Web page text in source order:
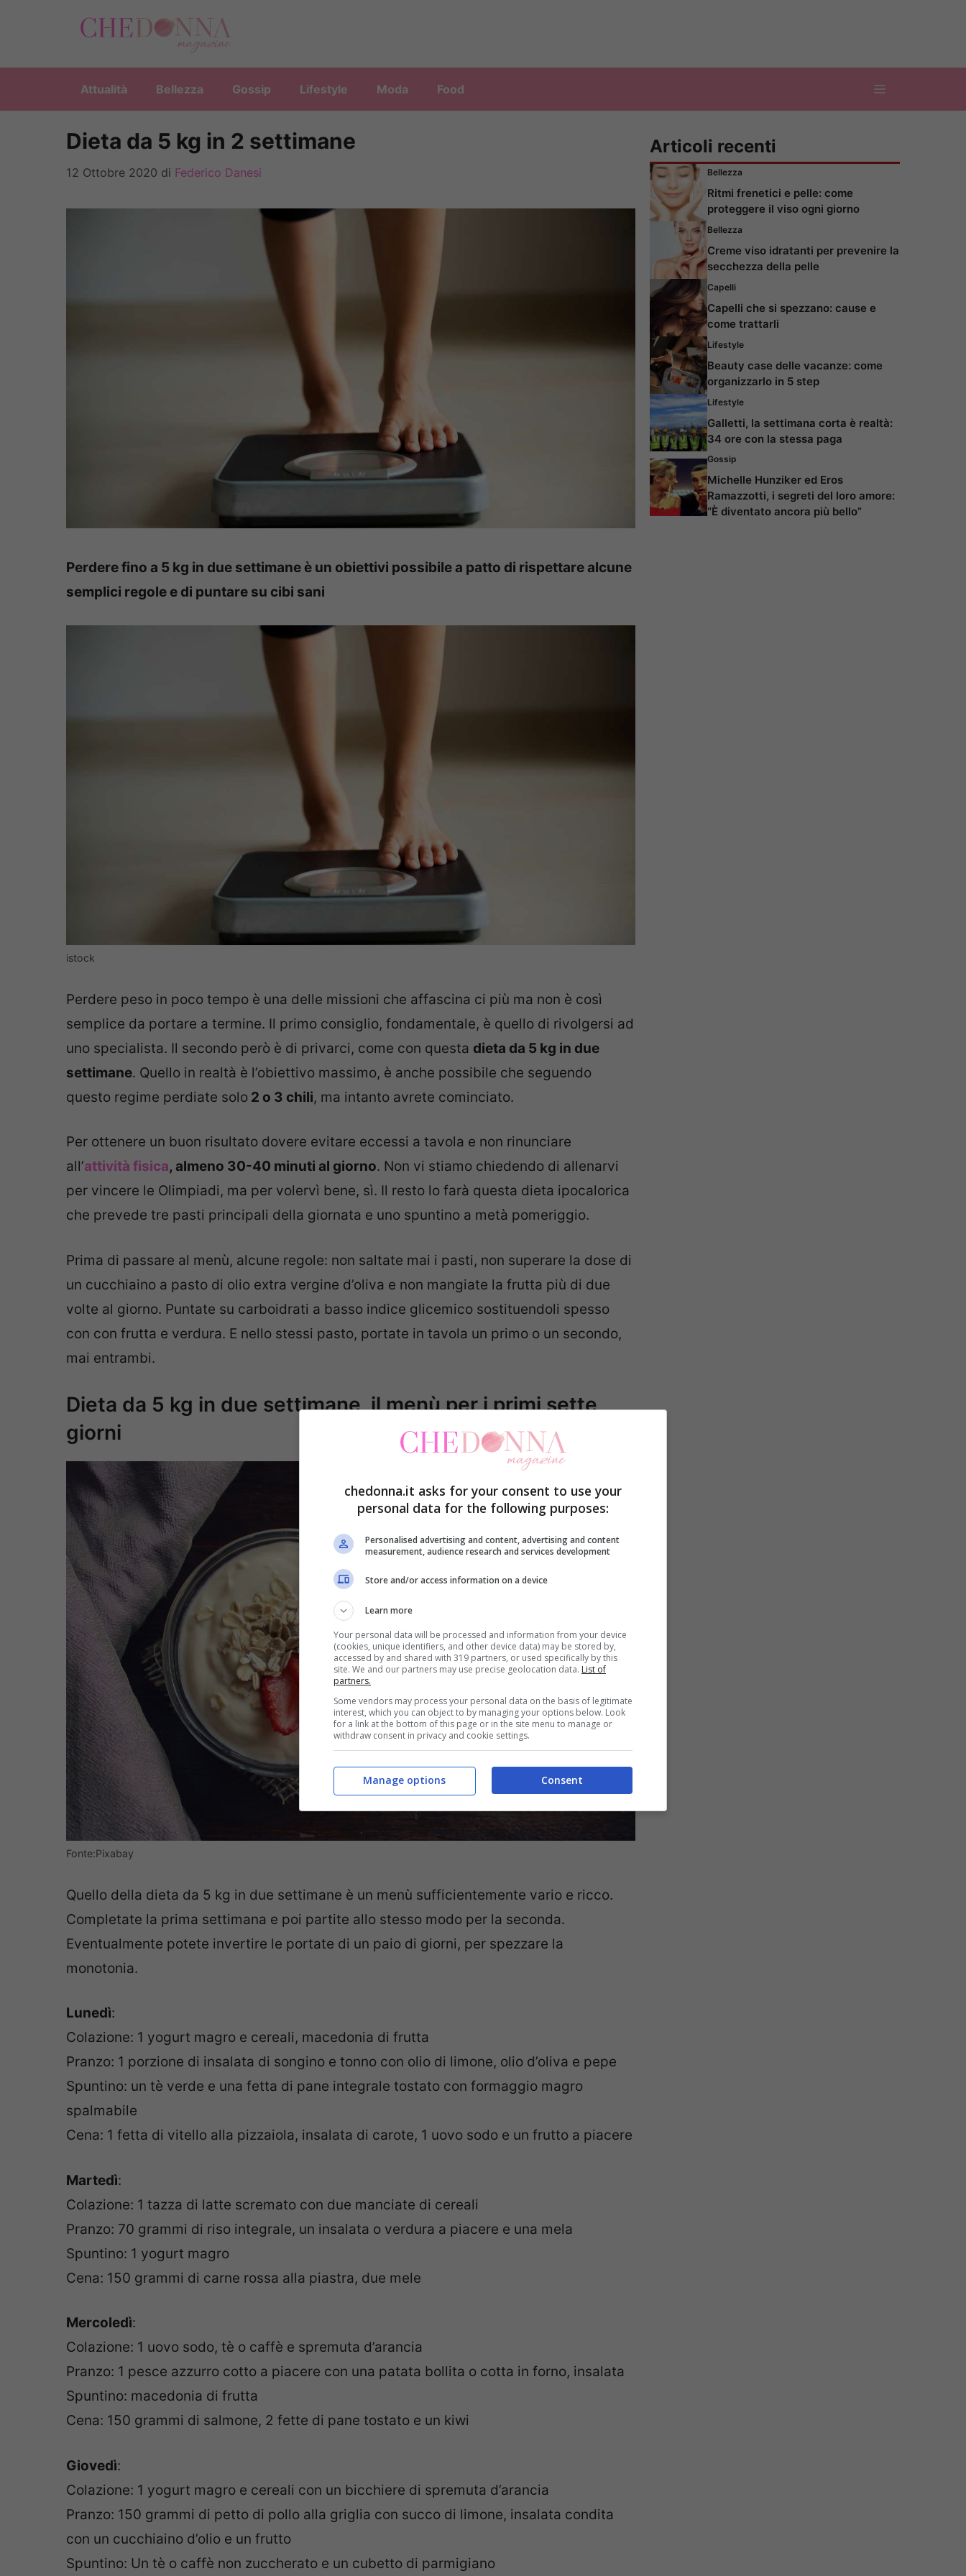
Attualità Bellezza Gossip Lifestyle Moda Food
Dieta da 5 kg in 2 settimane
12 Ottobre 2020 di Federico Danesi
Perdere fino a 5 kg in due settimane è un obiettivi possibile a patto di rispettare alcune
semplici regole e di puntare su cibi sani
istock
Perdere peso in poco tempo è una delle missioni che affascina ci più ma non è così
semplice da portare a termine. Il primo consiglio, fondamentale, è quello di rivolgersi ad
uno specialista. Il secondo però è di privarci, come con questa dieta da 5 kg in due
settimane. Quello in realtà è l’obiettivo massimo, è anche possibile che seguendo
questo regime perdiate solo 2 o 3 chili, ma intanto avrete cominciato.
Per ottenere un buon risultato dovere evitare eccessi a tavola e non rinunciare
all’attività fisica, almeno 30-40 minuti al giorno. Non vi stiamo chiedendo di allenarvi
per vincere le Olimpiadi, ma per volervì bene, sì. Il resto lo farà questa dieta ipocalorica
che prevede tre pasti principali della giornata e uno spuntino a metà pomeriggio.
Prima di passare al menù, alcune regole: non saltate mai i pasti, non superare la dose di
un cucchiaino a pasto di olio extra vergine d’oliva e non mangiate la frutta più di due
volte al giorno. Puntate su carboidrati a basso indice glicemico sostituendoli spesso
con con frutta e verdura. E nello stessi pasto, portate in tavola un primo o un secondo,
mai entrambi.
Dieta da 5 kg in due settimane, il menù per i primi sette
giorni
Fonte:Pixabay
Quello della dieta da 5 kg in due settimane è un menù sufficientemente vario e ricco.
Completate la prima settimana e poi partite allo stesso modo per la seconda.
Eventualmente potete invertire le portate di un paio di giorni, per spezzare la
monotonia.
Lunedì:
Colazione: 1 yogurt magro e cereali, macedonia di frutta
Pranzo: 1 porzione di insalata di songino e tonno con olio di limone, olio d’oliva e pepe
Spuntino: un tè verde e una fetta di pane integrale tostato con formaggio magro
spalmabile
Cena: 1 fetta di vitello alla pizzaiola, insalata di carote, 1 uovo sodo e un frutto a piacere
Martedì:
Colazione: 1 tazza di latte scremato con due manciate di cereali
Pranzo: 70 grammi di riso integrale, un insalata o verdura a piacere e una mela
Spuntino: 1 yogurt magro
Cena: 150 grammi di carne rossa alla piastra, due mele
Mercoledì:
Colazione: 1 uovo sodo, tè o caffè e spremuta d’arancia
Pranzo: 1 pesce azzurro cotto a piacere con una patata bollita o cotta in forno, insalata
Spuntino: macedonia di frutta
Cena: 150 grammi di salmone, 2 fette di pane tostato e un kiwi
Giovedì:
Colazione: 1 yogurt magro e cereali con un bicchiere di spremuta d’arancia
Pranzo: 150 grammi di petto di pollo alla griglia con succo di limone, insalata condita
con un cucchiaino d’olio e un frutto
Spuntino: Un tè o caffè non zuccherato e un cubetto di parmigiano
Articoli recenti
Bellezza
Ritmi frenetici e pelle: come
proteggere il viso ogni giorno
Bellezza
Creme viso idratanti per prevenire la
secchezza della pelle
Capelli
Capelli che si spezzano: cause e
come trattarli
Lifestyle
Beauty case delle vacanze: come
organizzarlo in 5 step
Lifestyle
Galletti, la settimana corta è realtà:
34 ore con la stessa paga
Gossip
Michelle Hunziker ed Eros
Ramazzotti, i segreti del loro amore:
“È diventato ancora più bello”
chedonna.it asks for your consent to use your
personal data for the following purposes:
Personalised advertising and content, advertising and content
measurement, audience research and services development
Store and/or access information on a device
Learn more
Your personal data will be processed and information from your device
(cookies, unique identifiers, and other device data) may be stored by,
accessed by and shared with 319 partners, or used specifically by this
site. We and our partners may use precise geolocation data. List of
partners.
Some vendors may process your personal data on the basis of legitimate
interest, which you can object to by managing your options below. Look
for a link at the bottom of this page or in the site menu to manage or
withdraw consent in privacy and cookie settings.
Consent
Manage options